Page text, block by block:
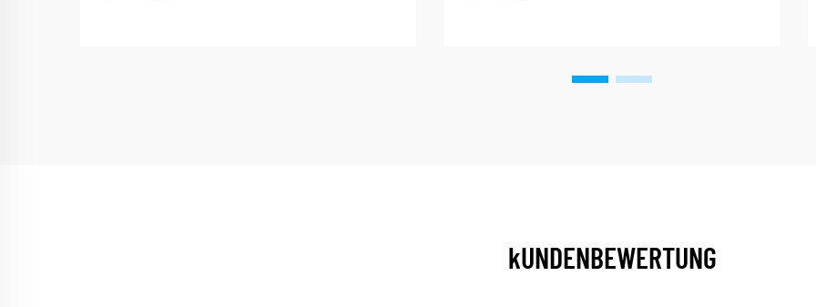
kUNDENBEWERTUNG